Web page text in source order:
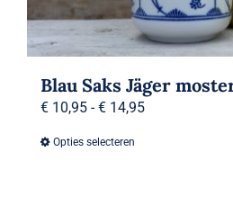
Blau Saks Jäger
€ 10,95 - € 14,95Prijsklasse:
Opties selecteren